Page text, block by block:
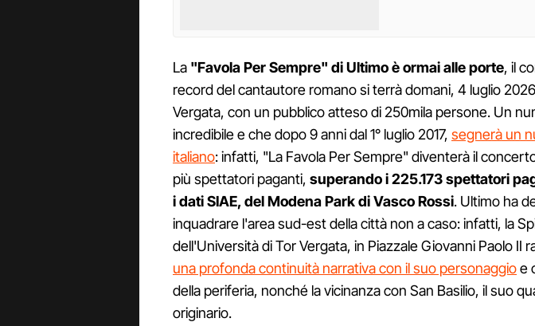
La "Favola Per Sempre" di Ultimo è ormai alle porte, il
record del cantautore romano si terrà domani, 4 luglio
Vergata, con un pubblico atteso di 250mila persone. Un
incredibile e che dopo 9 anni dal 1° luglio 2017, segnerà un
italiano: infatti, "La Favola Per Sempre" diventerà il
più spettatori paganti, superando i 225.173 spettatori
i dati SIAE, del Modena Park di Vasco Rossi. Ultimo ha
inquadrare l'area sud-est della città non a caso: infatti, la
dell'Università di Tor Vergata, in Piazzale Giovanni Paolo II
una profonda continuità narrativa con il suo personaggioe
della periferia, nonché la vicinanza con San Basilio, il suo
originario.